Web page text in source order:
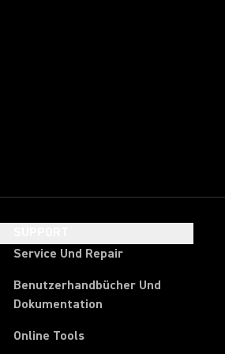
Service Und Repair
Benutzerhandbücher Und
Dokumentation
Online Tools